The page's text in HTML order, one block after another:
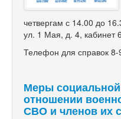
четвергам с 14.00 до
ул. 1 Мая, д. 4, кабинет 6
Телефон для справок
Меры
отношении
СВО и членов их